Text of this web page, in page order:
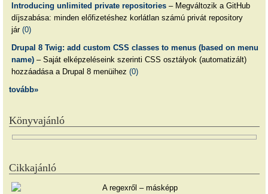
Introducing unlimited private repositories– Megváltozik a GitHub
díjszabása: minden előfizetéshez korlátlan számú privát repository
jár (0)
Drupal 8 Twig: add custom CSS classes to menus (based on menu
name)– Saját elképzeléseink szerinti CSS osztályok (automatizált)
hozzáadása a Drupal 8 menüihez (0)
tovább»
Könyvajánló
Cikkajánló